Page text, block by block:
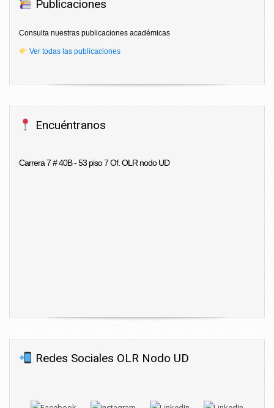
Publicaciones
Consulta nuestras publicaciones académicas
Ver todas las publicaciones
Encuéntranos
Carrera 7 # 40B - 53 piso 7 Of. OLR nodo UD
Redes Sociales OLR Nodo UD